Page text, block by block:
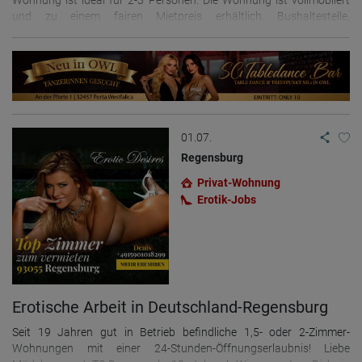
und zu einem fairen Mietpreis erhältlich. Bushaltestelle,
Wohnung wird jeden Sonntag vor Anreise gereinigt. Weitere Infos
und Terminabsprachen gerne telefonisch oder per WhatsApp +49-
160-96442171
01.07.
Regensburg
Privat-Wohnung
Erotik-Jobs
Erotische Arbeit in Deutschland-Regensburg
Seit 19 Jahren gut in Betrieb befindliche 1,5- oder 2-Zimmer-
Wohnungen mit einer 24-Stunden-Öffnungserlaubnis! Liebe